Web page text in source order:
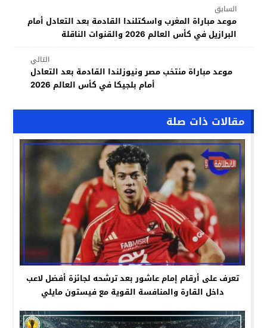
السابق
موعد مباراة المغرب واسكتلندا القادمة بعد التعادل أمام
البرازيل في كأس العالم 2026 والقنوات الناقلة
التالي
موعد مباراة منتخب مصر ونيوزلندا القادمة بعد التعادل
أمام بلجيكا في كأس العالم 2026
مقالات ذات صلة
تعرف على أرقام إمام عاشور بعد ترشحه لجائزة أفضل لاعب
داخل القارة والمنافسة القوية مع فيستون مايلي